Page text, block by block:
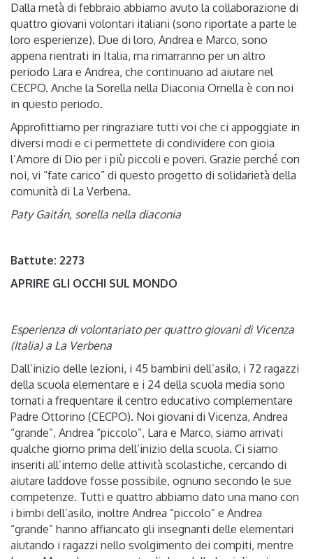
Dalla metà di febbraio abbiamo avuto la collaborazione di
quattro giovani volontari italiani (sono riportate a parte le
loro esperienze). Due di loro, Andrea e Marco, sono
appena rientrati in Italia, ma rimarranno per un altro
periodo Lara e Andrea, che continuano ad aiutare nel
CECPO. Anche la Sorella nella Diaconia Ornella è con noi
in questo periodo.
Approfittiamo per ringraziare tutti voi che ci appoggiate in
diversi modi e ci permettete di condividere con gioia
l’Amore di Dio per i più piccoli e poveri. Grazie perché con
noi, vi “fate carico” di questo progetto di solidarietà della
comunità di La Verbena.
Paty Gaitán, sorella nella diaconia
Battute: 2273
APRIRE GLI OCCHI SUL MONDO
Esperienza di volontariato per quattro giovani di Vicenza
(Italia) a La Verbena
Dall’inizio delle lezioni, i 45 bambini dell’asilo, i 72 ragazzi
della scuola elementare e i 24 della scuola media sono
tornati a frequentare il centro educativo complementare
Padre Ottorino (CECPO). Noi giovani di Vicenza, Andrea
“grande”, Andrea “piccolo”, Lara e Marco, siamo arrivati
qualche giorno prima dell’inizio della scuola. Ci siamo
inseriti all’interno delle attività scolastiche, cercando di
aiutare laddove fosse possibile, ognuno secondo le sue
competenze. Tutti e quattro abbiamo dato una mano con
i bimbi dell’asilo, inoltre Andrea “piccolo” e Andrea
“grande” hanno affiancato gli insegnanti delle elementari
aiutando i ragazzi nello svolgimento dei compiti, mentre